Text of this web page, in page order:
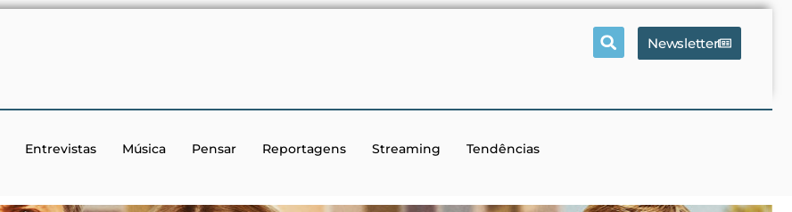
Newsletter
Entrevistas Música Pensar Reportagens Streaming Tendências